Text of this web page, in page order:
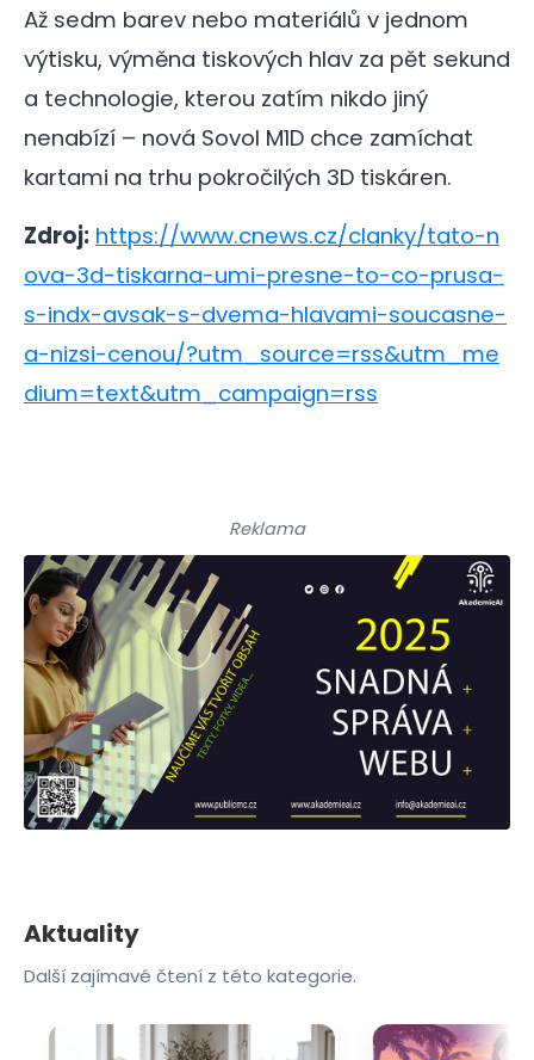
Až sedm barev nebo materiálů v jednom
výtisku, výměna tiskových hlav za pět sekund
a technologie, kterou zatím nikdo jiný
nenabízí – nová Sovol M1D chce zamíchat
kartami na trhu pokročilých 3D tiskáren.
Zdroj: https://www.cnews.cz/clanky/tato-n
ova-3d-tiskarna-umi-presne-to-co-prusa-
s-indx-avsak-s-dvema-hlavami-soucasne-
a-nizsi-cenou/?utm_source=rss&utm_me
dium=text&utm_campaign=rss
Reklama
Aktuality
Další zajímavé čtení z této kategorie.